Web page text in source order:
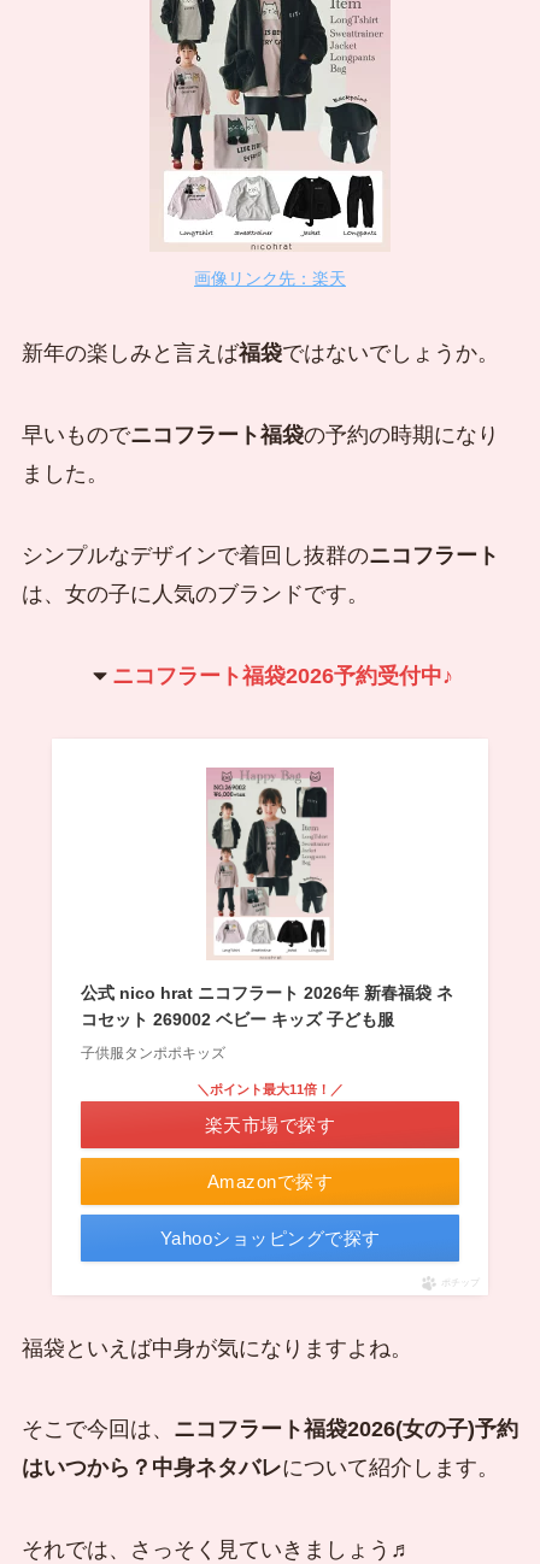
画像リンク先：楽天
新年の楽しみと言えば福袋ではないでしょうか。
早いものでニコフラート福袋の予約の時期になり
ました。
シンプルなデザインで着回し抜群のニコフラート
は、女の子に人気のブランドです。
ニコフラート福袋2026予約受付中♪
公式 nico hrat ニコフラート 2026年 新春福袋 ネ
コセット 269002 ベビー キッズ 子ども服
子供服タンポポキッズ
Amazonで探す
＼ポイント最大11倍！／
楽天市場で探す
Yahooショッピングで探す
ポチップ
福袋といえば中身が気になりますよね。
そこで今回は、 ニコフラート福袋2026(女の子)予約
はいつから？中身ネタバレについて紹介します。
それでは、さっそく見ていきましょう♬